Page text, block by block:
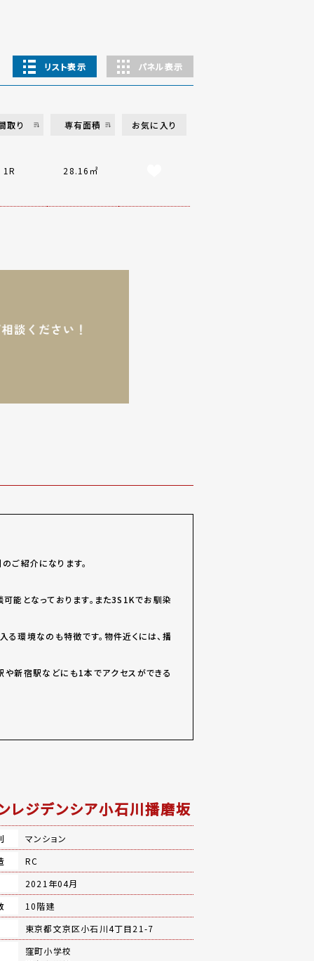
リスト表示 パネル表示
取り 専有面積 お気に入り
1R 28.16㎡
ご紹介になります。
能となっております。また3S1Kでお馴染
環境なのも特徴です。物件近くには、播
新宿駅などにも1本でアクセスができる
レジデンシア小石川播磨坂
マンション
RC
2021年04月
10階建
東京都文京区小石川4丁目21-7
窪町小学校